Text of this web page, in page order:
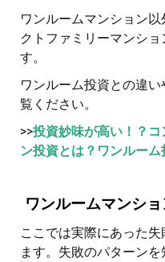
ワンルームマンション
クトファミリーマンシ
す。
ワンルーム投資との違
覧ください。
>>投資妙味が高い！？
ン投資とは？ワンルー
ワンルームマンシ
ここでは実際にあった
ます。失敗のパターン